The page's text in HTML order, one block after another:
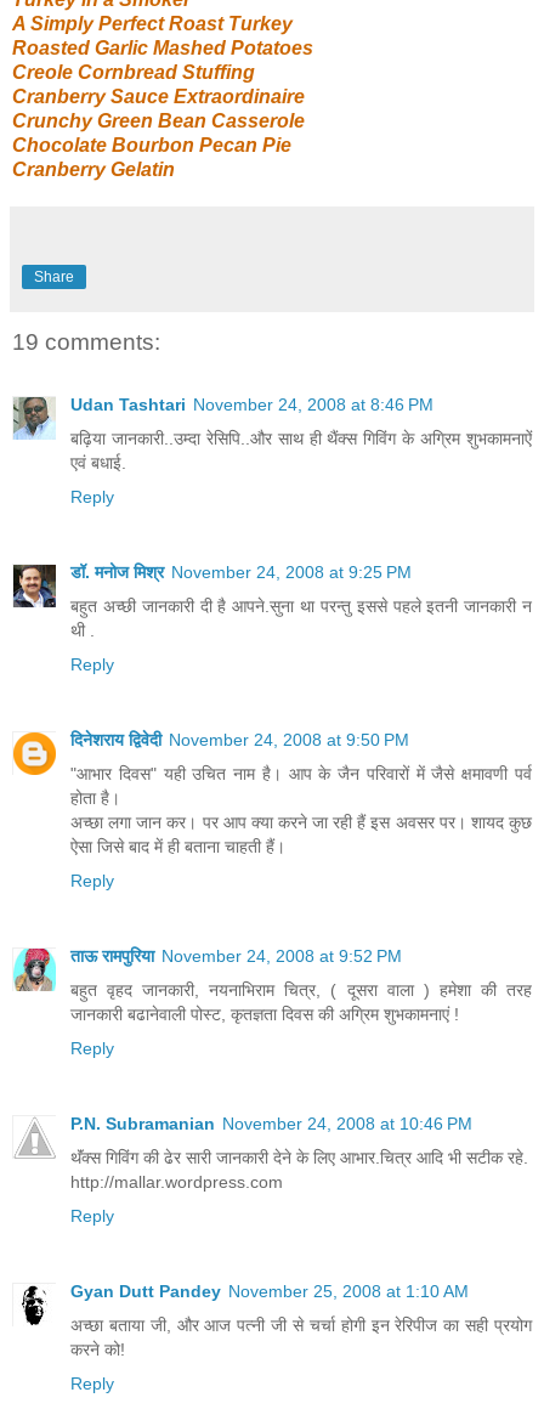
A Simply Perfect Roast Turkey
Roasted Garlic Mashed Potatoes
Creole Cornbread Stuffing
Cranberry Sauce Extraordinaire
Crunchy Green Bean Casserole
Chocolate Bourbon Pecan Pie
Cranberry Gelatin
Share
19 comments:
Udan Tashtari November 24, 2008 at 8:46 PM
बढ़िया जानकारी..उम्दा रेसिपि..और साथ ही थैंक्स गिविंग के अग्रिम शुभकामनाऐं
एवं बधाई.
Reply
डॉ. मनोज मिश्र November 24, 2008 at 9:25 PM
बहुत अच्छी जानकारी दी है आपने.सुना था परन्तु इससे पहले इतनी जानकारी न
थी .
Reply
दिनेशराय द्विवेदी November 24, 2008 at 9:50 PM
"आभार दिवस" यही उचित नाम है। आप के जैन परिवारों में जैसे क्षमावणी पर्व
होता है।
अच्छा लगा जान कर। पर आप क्या करने जा रही हैं इस अवसर पर। शायद कुछ
ऐसा जिसे बाद में ही बताना चाहती हैं।
Reply
ताऊ रामपुरिया November 24, 2008 at 9:52 PM
बहुत वृहद जानकारी, नयनाभिराम चित्र, ( दूसरा वाला ) हमेशा की तरह
जानकारी बढानेवाली पोस्ट, कृतज्ञता दिवस की अग्रिम शुभकामनाएं !
Reply
P.N. Subramanian November 24, 2008 at 10:46 PM
थॅंक्स गिविंग की ढेर सारी जानकारी देने के लिए आभार.चित्र आदि भी सटीक रहे.
http://mallar.wordpress.com
Reply
Gyan Dutt Pandey November 25, 2008 at 1:10 AM
अच्छा बताया जी, और आज पत्नी जी से चर्चा होगी इन रेरिपीज का सही प्रयोग
करने को!
Reply